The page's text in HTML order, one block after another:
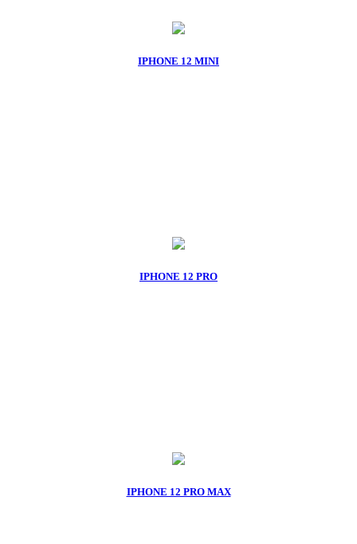
IPHONE 12 MINI
IPHONE 12 PRO
IPHONE 12 PRO MAX